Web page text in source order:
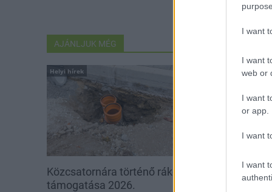
I want
I want
web or
I want
or app.
I want
I want
AJÁNLJUK MÉG
Helyi hírek
Közcsatornára történő rákötés
támogatása 2026.
Egyhetes